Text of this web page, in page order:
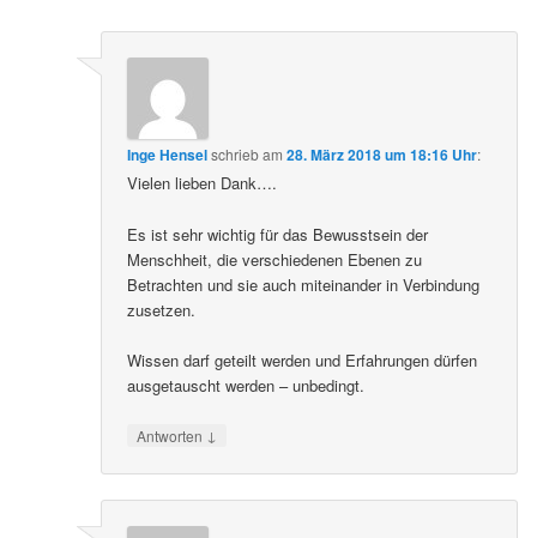
Inge Henselschriebam28. März 2018 um 18:16 Uhr:
Vielen lieben Dank….
Es ist sehr wichtig für das Bewusstsein der
Menschheit, die verschiedenen Ebenen zu
Betrachten und sie auch miteinander in Verbindung
zusetzen.
Wissen darf geteilt werden und Erfahrungen dürfen
ausgetauscht werden – unbedingt.
Antworten ↓